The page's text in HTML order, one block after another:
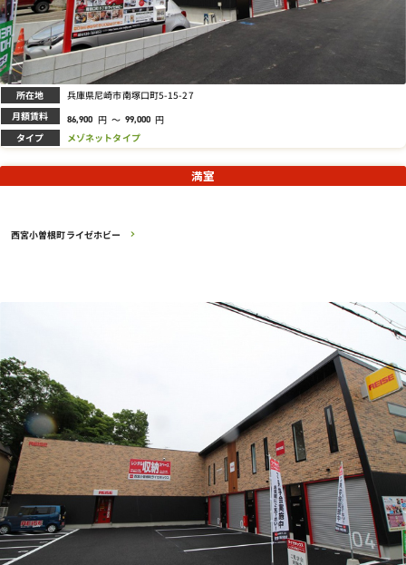
所在地 兵庫県尼崎市南塚口町5-15-27
月額賃料 86,900 円 ～ 99,000 円
タイプ メゾネットタイプ
西宮小曽根町ライゼホビー
満室